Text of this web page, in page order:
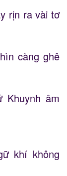
rịn ra vài tơ
càng ghê
Khuynh âm
khí không